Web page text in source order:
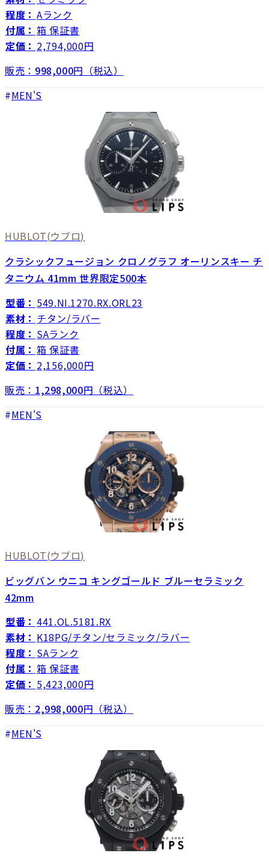
程度： Aランク
付属： 箱 保証書
定価： 2,794,000円
販売： 998,000円（税込）
MEN'S
HUBLOT(ウブロ)
クラシックフュージョン クロノグラフ オーリンスキー チ
タニウム 41mm 世界限定500本
型番： 549.NI.1270.RX.ORL23
素材： チタン/ラバー
程度： SAランク
付属： 箱 保証書
定価： 2,156,000円
販売： 1,298,000円（税込）
MEN'S
HUBLOT(ウブロ)
ビッグバン ウニコ キングゴールド ブルーセラミック
42mm
型番： 441.OL.5181.RX
素材： K18PG/チタン/セラミック/ラバー
程度： SAランク
付属： 箱 保証書
定価： 5,423,000円
販売： 2,998,000円（税込）
MEN'S